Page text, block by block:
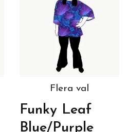
Flera val
Funky Leaf
Blue/Purple